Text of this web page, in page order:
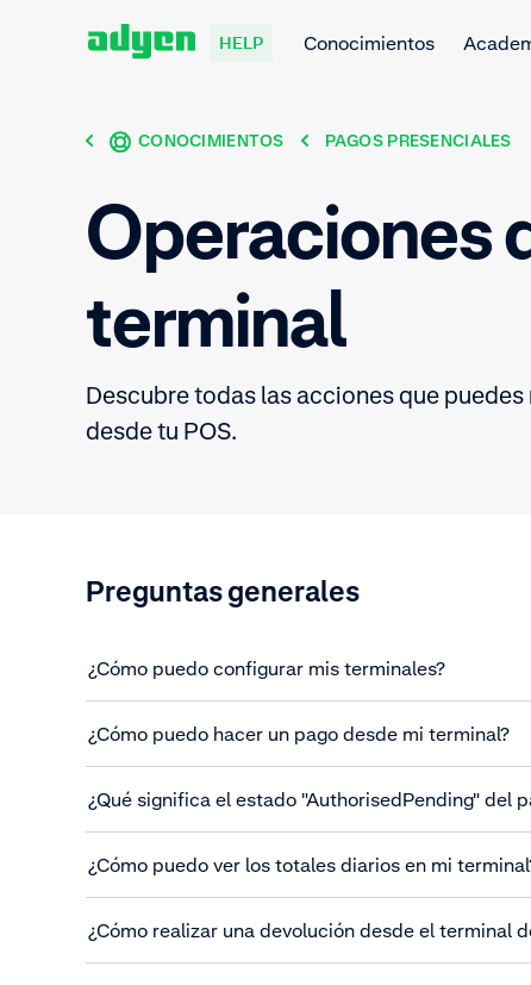
HELP Conocimientos
CONOCIMIENTOS PAGOS PRESENCIALES
Operaciones
terminal
Descubre todas las acciones que
desde tu POS.
Preguntas generales
¿Cómo puedo configurar mis terminales?
¿Cómo puedo hacer un pago desde mi terminal?
¿Qué significa el estado "AuthorisedPending" del
¿Cómo puedo ver los totales diarios en mi
¿Cómo realizar una devolución desde el terminal